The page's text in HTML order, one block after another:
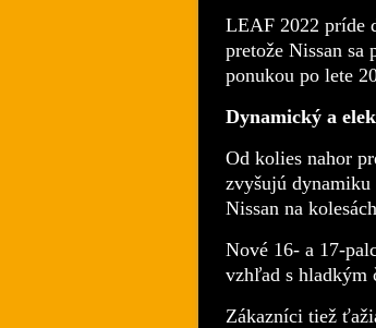
LEAF 2022 príde
pretože Nissan sa
ponukou po lete
Dynamický a
Od kolies nahor
zvyšujú
Nissan na
Nové 16- a 17-
vzhľad s hladkým
Zákazníci tiež